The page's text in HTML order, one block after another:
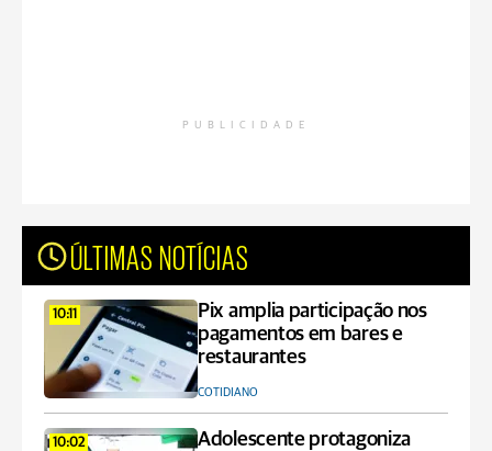
PUBLICIDADE
ÚLTIMAS NOTÍCIAS
10:11
Pix amplia participação nos
pagamentos em bares e
restaurantes
COTIDIANO
10:02
Adolescente protagoniza